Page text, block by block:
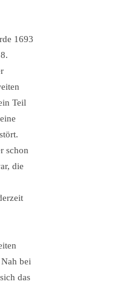
1693
Teil
schon
die
bei
das